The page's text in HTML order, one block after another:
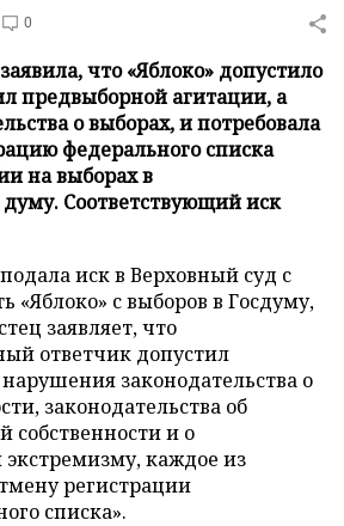
0
что «Яблоко» допустило
предвыборной агитации, а
о выборах, и потребовала
федерального списка
на выборах в
Соответствующий иск
иск в Верховный суд с
«Яблоко» с выборов в Госдуму,
заявляет, что
ответчик допустил
законодательства о
законодательства об
собственности и о
каждое из
регистрации
списка».